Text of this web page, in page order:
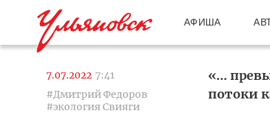
АФИША
7.07.2022 7:41
#Дмитрий Федоров
#экология Свияги
«…
потоки